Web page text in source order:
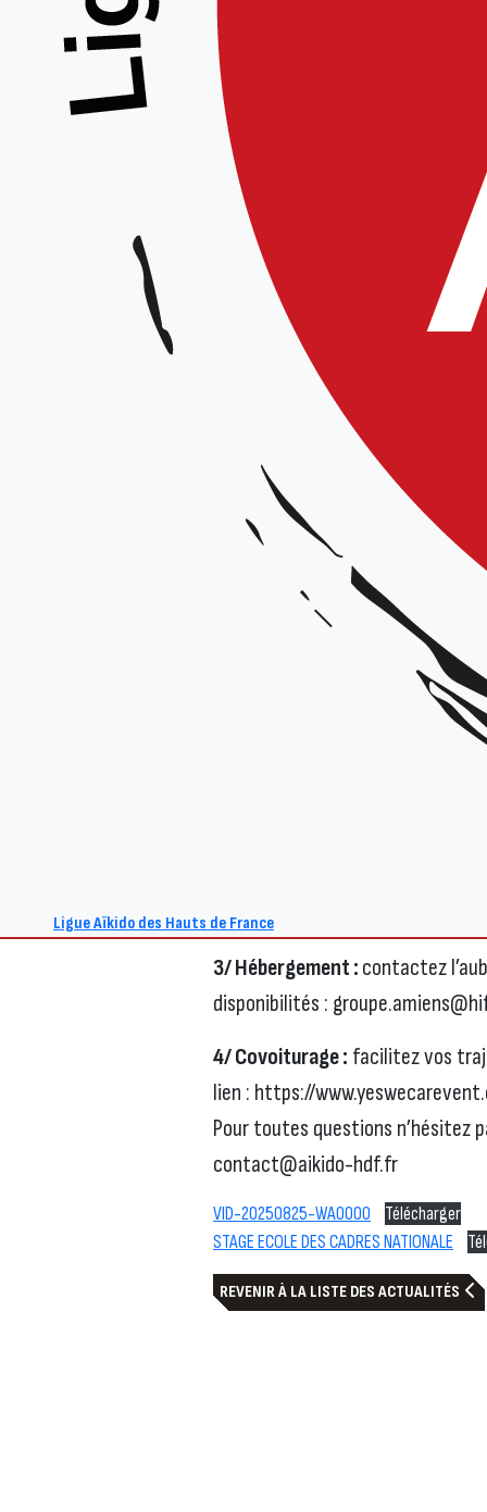
Ligue Aïkido des Hauts de France
Séminaire animé par Jean-Pierre
ouvert aux pratiquants à partir
Samedi 18 octobre de
Dimanche 19 octobre de
La réservation commune des
désormais close.
Mais pas d’inquiétude, il reste
vous
HelloAsso : via ce lien : https://
automatique.
3/ Hébergement :contactez
disponibilités :
4/ Covoiturage : facilitez vos
lien : https://
Pour toutes questions n’hésitez
contact@aikido-hdf.fr
VID-20250825-WA0000
Télécharger
STAGE ECOLE DES CADRES NATIONALE
REVENIR À LA LISTE DES ACTUALITÉS